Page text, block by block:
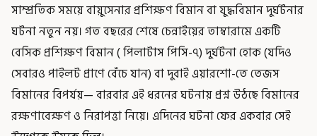
সাম্প্রতিক সময়ে বায়ুসেনার প্রশিক্ষণ বিমান বা যুদ্ধবিমান দুর্ঘটনার
ঘটনা নতুন নয়। গত বছরের শেষে চেন্নাইয়ের তাম্বারামে একটি
বেসিক প্রশিক্ষণ বিমান ( পিলাটাস পিসি-৭) দুর্ঘটনা হোক (যদিও
সেবারও পাইলট প্রাণে বেঁচে যান) বা দুবাই এয়ারশো-তে তেজস
বিমানের বিপর্যয়— বারবার এই ধরনের ঘটনায় প্রশ্ন উঠছে বিমানের
রক্ষণাবেক্ষণ ও নিরাপত্তা নিয়ে। এদিনের ঘটনা ফের একবার সেই